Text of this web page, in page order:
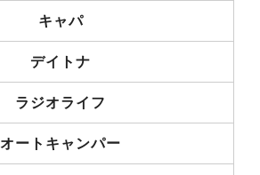
キャパ
デイトナ
ラジオライフ
オートキャンパー